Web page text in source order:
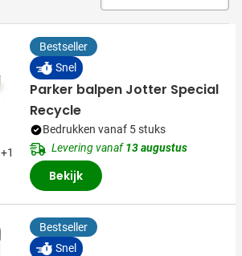
+1
Bestseller
Snel
Parker balpen Jotter Special
Recycle
Bedrukken vanaf 5 stuks
Levering vanaf13 augustus
Bekijk
Bestseller
Snel